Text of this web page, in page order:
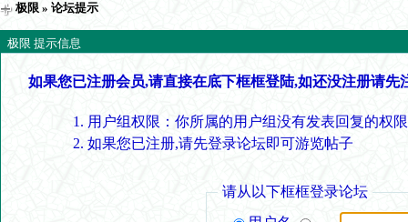
极限 » 论坛提示
极限 提示信息
如果您已注册会员,请直接在底下框框登陆,如还没注册请先
用户组权限：你所属的用户组没有发表回复的权
如果您已注册,请先登录论坛即可游览帖子
请从以下框框登录论坛